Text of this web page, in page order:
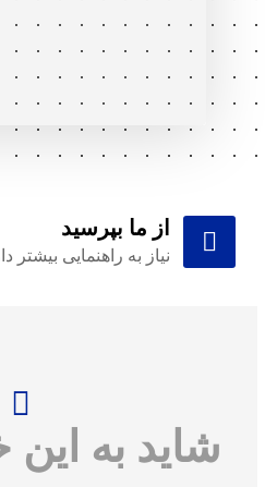
از ما بپرسید
نیاز به راهنمایی بیشتر
شاید به